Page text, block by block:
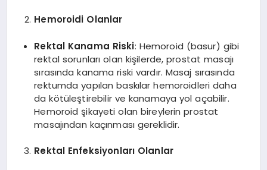
Hemoroidi Olanlar
Rektal Kanama Riski: Hemoroid (basur) gibi
rektal sorunları olan kişilerde, prostat masajı
sırasında kanama riski vardır. Masaj sırasında
rektumda yapılan baskılar hemoroidleri daha
da kötüleştirebilir ve kanamaya yol açabilir.
Hemoroid şikayeti olan bireylerin prostat
masajından kaçınması gereklidir.
Rektal Enfeksiyonları Olanlar